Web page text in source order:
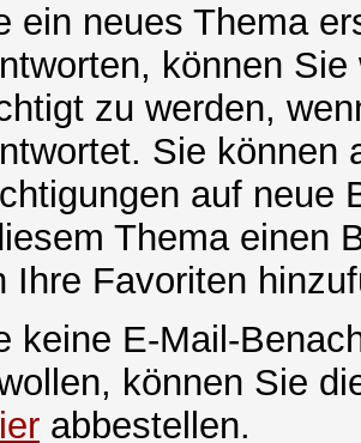
ein neues Thema
können
zu werden,
Sie können
auf neue
Thema einen
Ihre Favoriten
keine E-Mail-
können Sie
abbestellen.